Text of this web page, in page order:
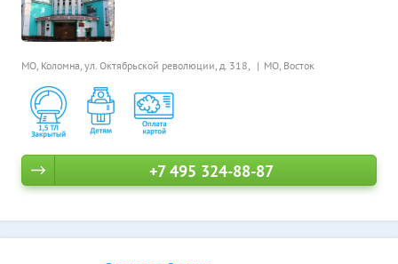
МО, Коломна, ул. Октябрьской революции, д. 318, МО, Восток
+7 495 324-88-87